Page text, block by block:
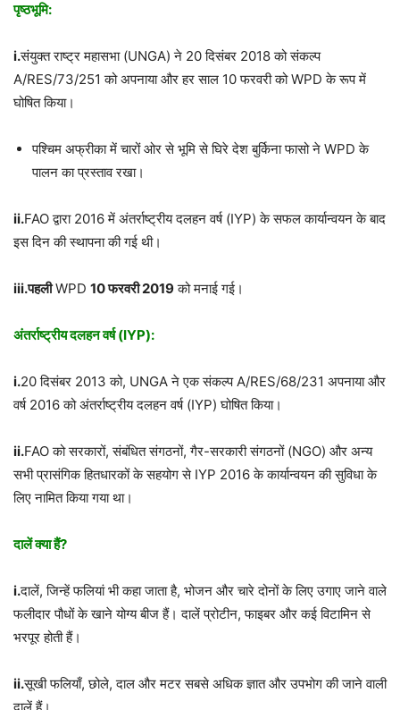
पृष्ठभूमि:
i.संयुक्त राष्ट्र महासभा (UNGA) ने 20 दिसंबर 2018 को संकल्प
A/RES/73/251 को अपनाया और हर साल 10 फरवरी को WPD के रूप में
घोषित किया।
पश्चिम अफ्रीका में चारों ओर से भूमि से घिरे देश बुर्किना फासो ने WPD के
पालन का प्रस्ताव रखा।
ii.FAO द्वारा 2016 में अंतर्राष्ट्रीय दलहन वर्ष (IYP) के सफल कार्यान्वयन के बाद
इस दिन की स्थापना की गई थी।
iii.पहलीWPD 10फरवरी2019को मनाई गई।
अंतर्राष्ट्रीय दलहन वर्ष (IYP):
i.20 दिसंबर 2013 को, UNGA ने एक संकल्प A/RES/68/231 अपनाया और
वर्ष 2016 को अंतर्राष्ट्रीय दलहन वर्ष (IYP) घोषित किया।
ii.FAO को सरकारों, संबंधित संगठनों, गैर-सरकारी संगठनों (NGO) और अन्य
सभी प्रासंगिक हितधारकों के सहयोग से IYP 2016 के कार्यान्वयन की सुविधा के
लिए नामित किया गया था।
दालें क्या हैं?
i.दालें, जिन्हें फलियां भी कहा जाता है, भोजन और चारे दोनों के लिए उगाए जाने वाले
फलीदार पौधों के खाने योग्य बीज हैं। दालें प्रोटीन, फाइबर और कई विटामिन से
भरपूर होती हैं।
ii.सूखी फलियाँ, छोले, दाल और मटर सबसे अधिक ज्ञात और उपभोग की जाने वाली